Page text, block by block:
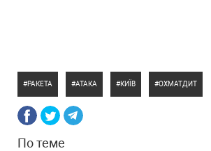
РАКЕТА АТАКА КИЇВ ОХМАТДИТ
По теме